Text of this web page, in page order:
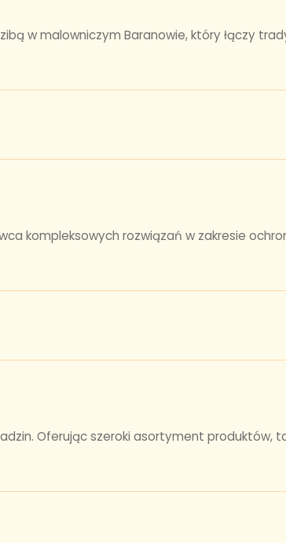
w malowniczym Baranowie, który łączy
kompleksowych rozwiązań w zakresie
Oferując szeroki asortyment produktów,